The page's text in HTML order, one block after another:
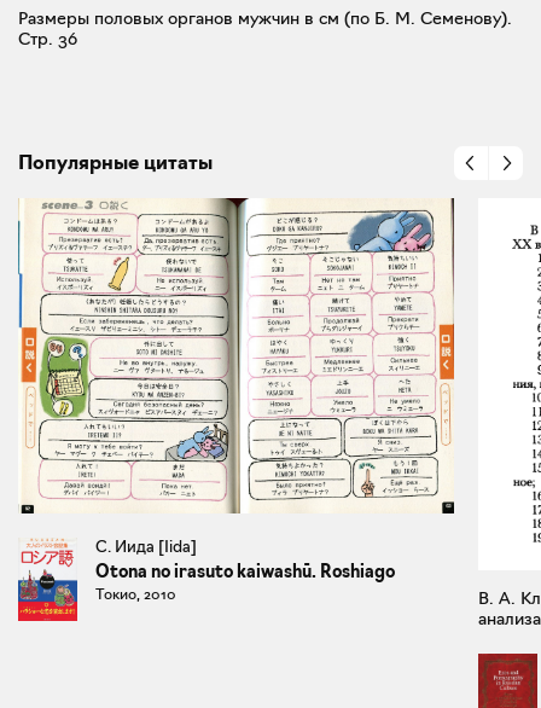
Размеры половых органов мужчин в см (по Б. М. Семенову).
Стр. 36
Популярные цитаты
С. Иида [Iida]
Otona no irasuto kaiwashū. Roshiago
Токио, 2010
В. А.